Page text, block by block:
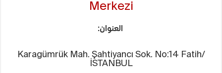
Merkezi
العنوان:
Karagümrük Mah. Şahtiyancı Sok. No:14 Fatih/
İSTANBUL